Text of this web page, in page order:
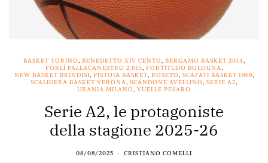
BASKET TORINO, BENEDETTO XIV CENTO, BERGAMO BASKET 2014,
FORLÌ PALLACANESTRO 2.015, FORTITUDO BOLOGNA,
NEW BASKET BRINDISI, PISTOIA BASKET, ROSETO, SCAFATI BASKET 1969,
SCALIGERA BASKET VERONA, SCANDONE AVELLINO, SERIE A2,
URANIA MILANO, VUELLE PESARO
Serie A2, le protagoniste
della stagione 2025-26
08/08/2025 CRISTIANO COMELLI